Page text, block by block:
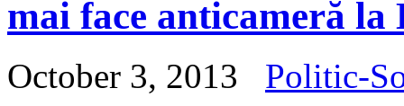
mai face anticameră
October 3, 2013
Politic-